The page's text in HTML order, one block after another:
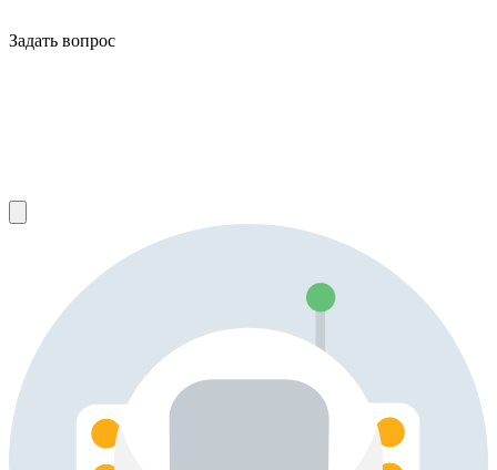
Задать вопрос